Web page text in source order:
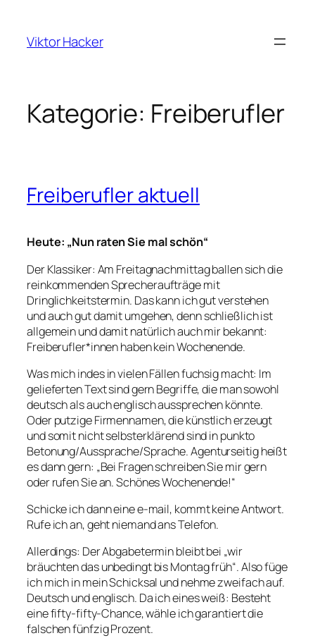
springen
Viktor Hacker
Kategorie: Freiberufler
Freiberufler aktuell
Heute: „Nun raten Sie mal schön“
Der Klassiker: Am Freitagnachmittag ballen sich die
reinkommenden Sprecheraufträge mit
Dringlichkeitstermin. Das kann ich gut verstehen
und auch gut damit umgehen, denn schließlich ist
allgemein und damit natürlich auch mir bekannt:
Freiberufler*innen haben kein Wochenende.
Was mich indes in vielen Fällen fuchsig macht: Im
gelieferten Text sind gern Begriffe, die man sowohl
deutsch als auch englisch aussprechen könnte.
Oder putzige Firmennamen, die künstlich erzeugt
und somit nicht selbsterklärend sind in punkto
Betonung/Aussprache/Sprache. Agenturseitig heißt
es dann gern: „Bei Fragen schreiben Sie mir gern
oder rufen Sie an. Schönes Wochenende!“
Schicke ich dann eine e-mail, kommt keine Antwort.
Rufe ich an, geht niemand ans Telefon.
Allerdings: Der Abgabetermin bleibt bei „wir
bräuchten das unbedingt bis Montag früh“. Also füge
ich mich in mein Schicksal und nehme zweifach auf.
Deutsch und englisch. Da ich eines weiß: Besteht
eine fifty-fifty-Chance, wähle ich garantiert die
falschen fünfzig Prozent.